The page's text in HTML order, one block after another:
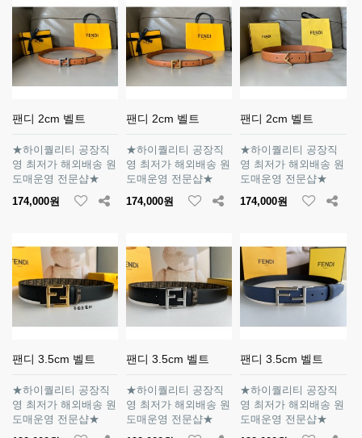
팬디 2cm 벨트
★하이퀄리티 공장직
영 최저가 해외배송 원
도매운영 전문샵★
174,000원
팬디 2cm 벨트
★하이퀄리티 공장직
영 최저가 해외배송 원
도매운영 전문샵★
174,000원
팬디 2cm 벨트
★하이퀄리티 공장직
영 최저가 해외배송 원
도매운영 전문샵★
174,000원
팬디 3.5cm 벨트
★하이퀄리티 공장직
영 최저가 해외배송 원
도매운영 전문샵★
팬디 3.5cm 벨트
★하이퀄리티 공장직
영 최저가 해외배송 원
도매운영 전문샵★
팬디 3.5cm 벨트
★하이퀄리티 공장직
영 최저가 해외배송 원
도매운영 전문샵★